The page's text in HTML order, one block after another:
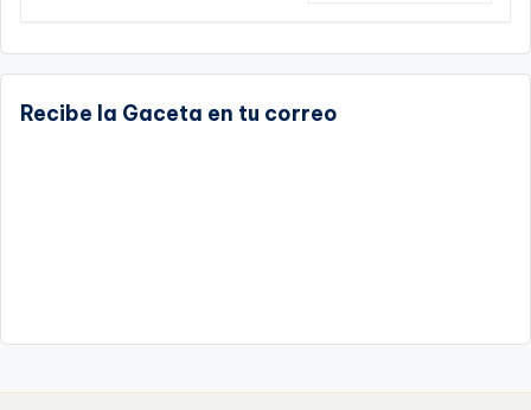
Recibe la Gaceta en tu correo